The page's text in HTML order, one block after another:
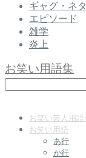
ギャグ・ネタ
エピソード
雑学
炎上
お笑い用語集
お笑い芸人用語
お笑い用語
あ行
か行